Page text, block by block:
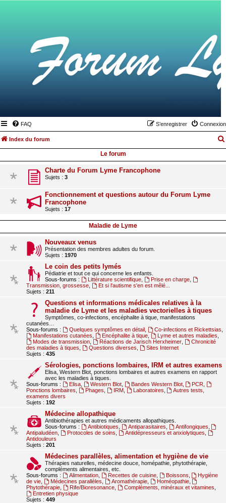
FAQ Connexion
S’enregistrer
Index du forum
Le forum
Charte du Forum Lyme Francophone
Sujets : 3
Fonctionnement et questions autour du Forum Lyme
Francophone
Sujets : 17
Maladie de Lyme
Nouveaux venus
Présentation des membres adultes du forum.
Sujets : 1970
Le coin des petits lymés
Pédiatrie et tout ce qui concerne les enfants.
Sous-forums :
Littérature scientifique, Prise en charge,
Transmission, grossesse
Et si l'autisme s'en est mêlé...
Sujets : 211
Questions et informations médicales relatives à la
maladie de Lyme et les maladies vectorielles à tiques
Symptômes, co-infections, encéphalite à tique, manifestations
cutanées…
Sous-forums :
Quelques symptômes en détail, Co-infections et Rickettsias
Manifestations cutanées
Encéphalite à tique, Lyme et autres maladies
Modes de transmission, Réactions de Jarisch Herxheimer,
Chronicité
des maladies à tiques
Questions diverses
Sites Internet
Sujets : 435
Sérologies, ponctions lombaires, IRM et autres examens
Elisa, Western Blot, ponctions lombaires et autres examens en rapport
avec les maladies à tiques.
Sous-forums :
Elisa, Western Blot, Bandes Western Blot, PCR
Ponctions lombaires
Phages IRM, Laboratoires
Autres tests,
examens divers
Sujets : 192
Médecine allopathique
Antibiothérapies et autres médicaments allopathiques.
Sous-forums :
Antibiotiques Antiparasitaires Antifongiques
Antipaludéen
Protocoles de soins Antidépresseurs et anxiolytiques
Antidouleurs
Sujets : 201
Médecines parallèles, alimentation et hygiène de vie
Thérapies naturelles, médecine douce, homépathie, phytothérapie,
compléments alimentaires, etc.
Sous-forums :
Alimentation, Recettes de cuisine, Boissons
Hygiène
de vie
Médecines parallèles Aromathérapie, Homéopathie,
Phytothérapie
Rife/Bioresonance, Compléments, minéraux et vitamines
Entretien physique
Sujets : 449